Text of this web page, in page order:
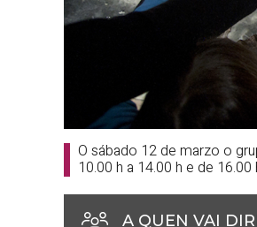
O sábado 12 de marzo o
10.00 h a 14.00 h e de 16.00
A QUEN VAI